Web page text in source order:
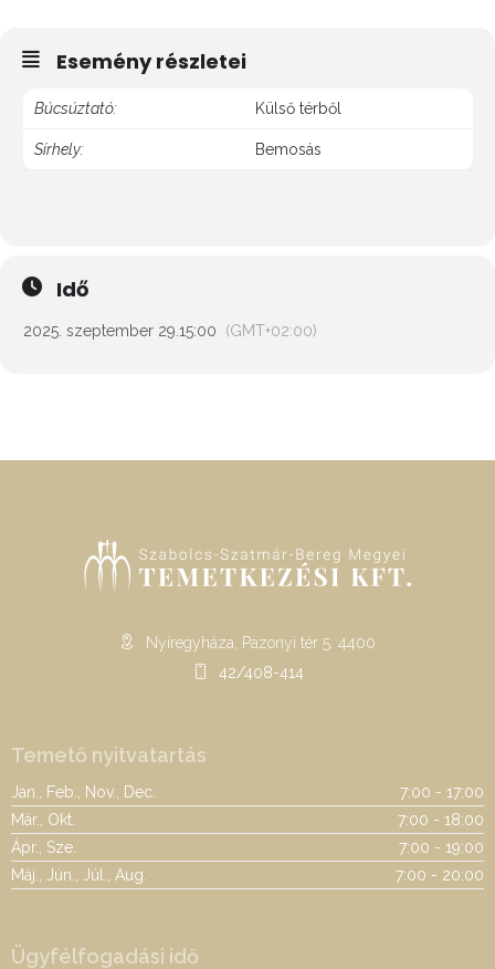
Esemény részletei
Búcsúztató: Külső térből
Sírhely: Bemosás
Idő
2025. szeptember 29. 15:00 (GMT+02:00)
Nyíregyháza, Pazonyi tér 5. 4400
42/408-414
Temető nyitvatartás
Jan., Feb., Nov., Dec.
7:00 - 17:00
Már., Okt.
7:00 - 18:00
Ápr., Sze.
7:00 - 19:00
Máj., Jún., Júl., Aug.
7:00 - 20:00
Ügyfélfogadási idő